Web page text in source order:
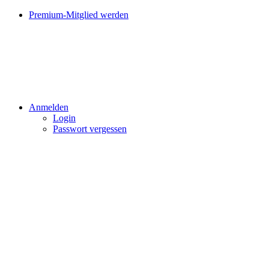
Premium-Mitglied werden
Anmelden
Login
Passwort vergessen